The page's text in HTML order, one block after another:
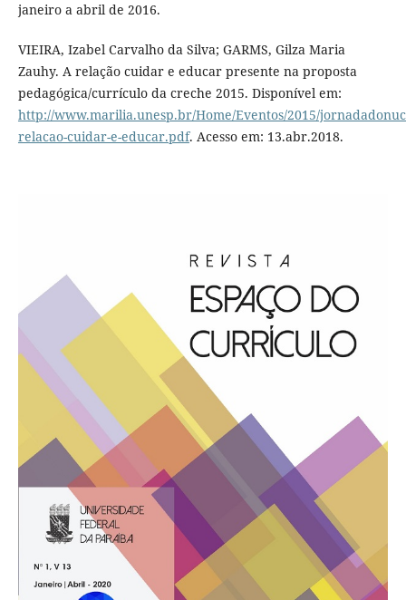
janeiro a abril de 2016.
VIEIRA, Izabel Carvalho da Silva; GARMS, Gilza Maria
Zauhy. A relação cuidar e educar presente na proposta
pedagógica/currículo da creche 2015. Disponível em:
http://www.marilia.unesp.br/Home/Eventos/2015/
relacao-cuidar-e-educar.pdf. Acesso em: 13.abr.2018.